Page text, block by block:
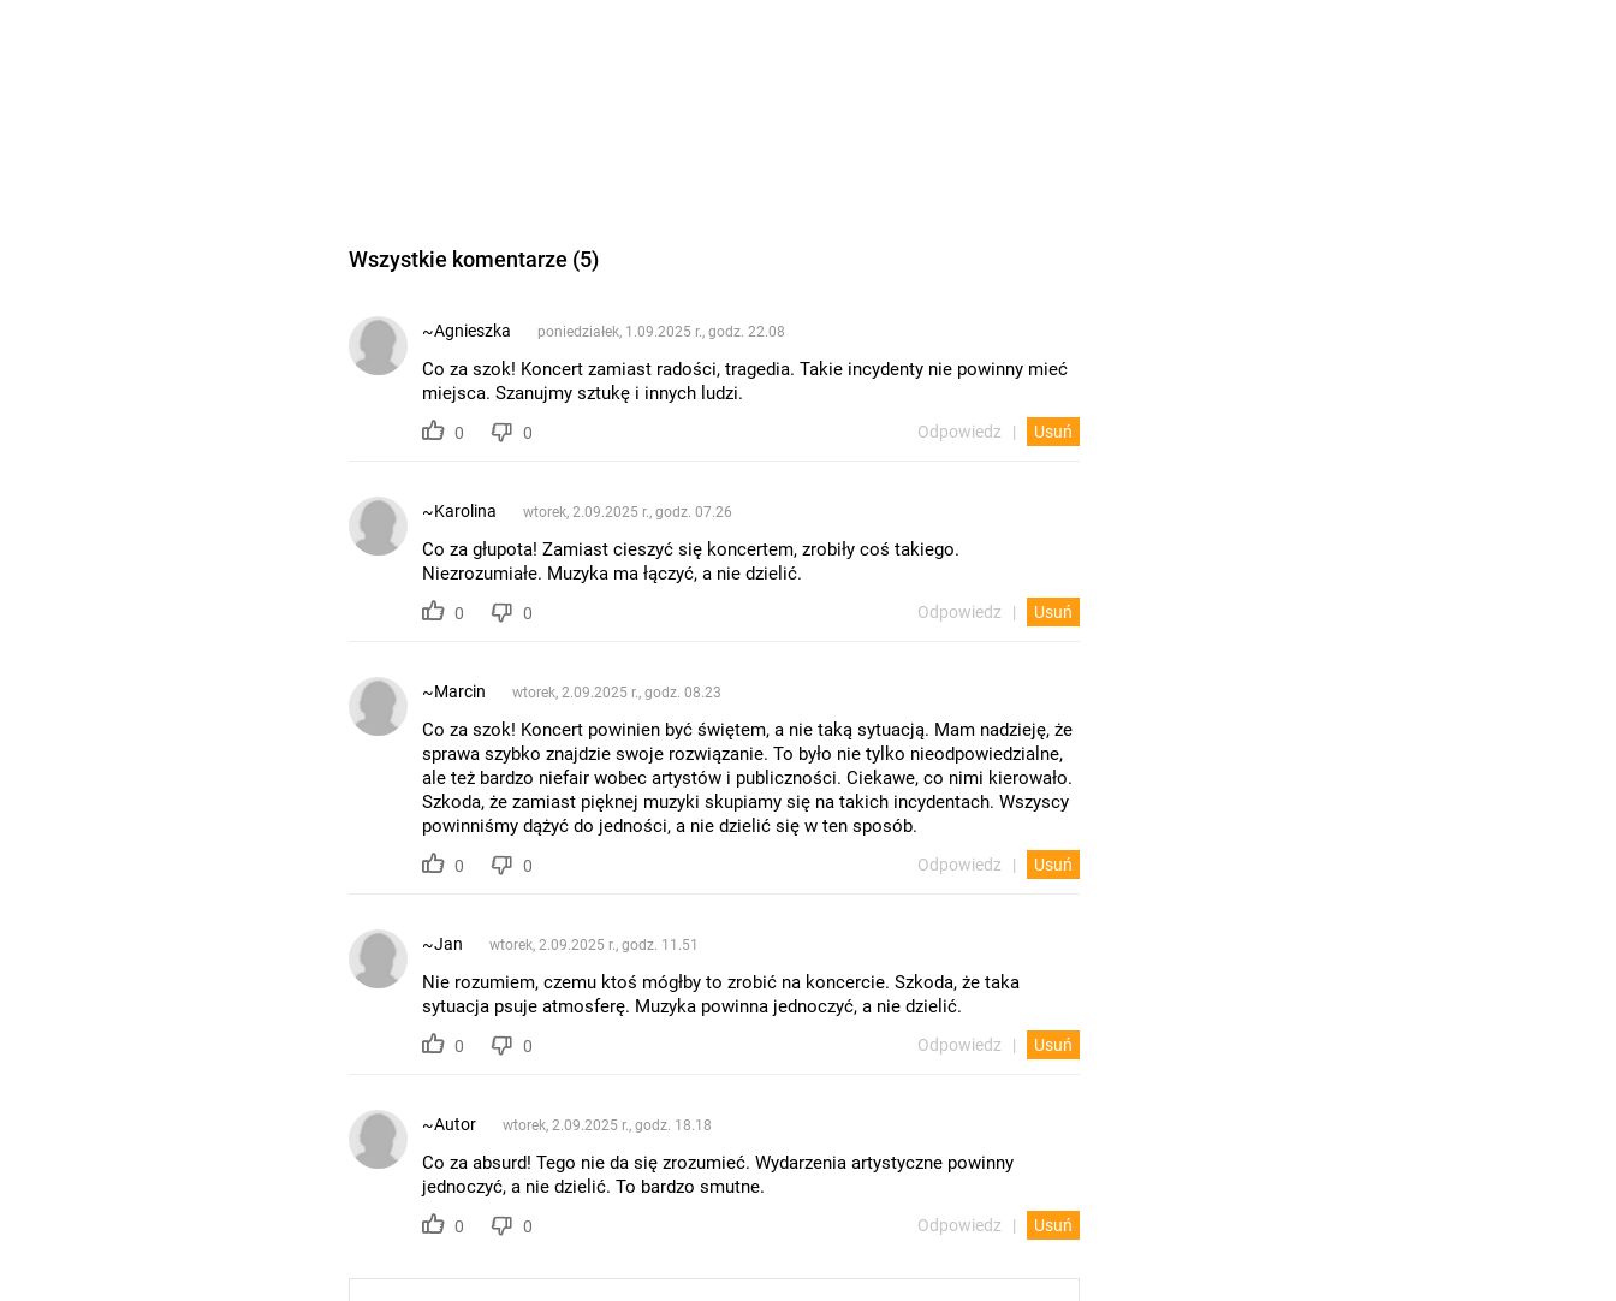
Wszystkie komentarze (5)
~Agnieszka poniedziałek, 1.09.2025 r., godz. 22.08
Co za szok! Koncert zamiast radości, tragedia. Takie incydenty nie powinny mieć
miejsca. Szanujmy sztukę i innych ludzi.
0 0 Odpowiedz Usuń
~Karolina wtorek, 2.09.2025 r., godz. 07.26
Co za głupota! Zamiast cieszyć się koncertem, zrobiły coś takiego.
Niezrozumiałe. Muzyka ma łączyć, a nie dzielić.
0 0 Odpowiedz Usuń
~Marcin wtorek, 2.09.2025 r., godz. 08.23
Co za szok! Koncert powinien być świętem, a nie taką sytuacją. Mam nadzieję, że
sprawa szybko znajdzie swoje rozwiązanie. To było nie tylko nieodpowiedzialne,
ale też bardzo niefair wobec artystów i publiczności. Ciekawe, co nimi kierowało.
Szkoda, że zamiast pięknej muzyki skupiamy się na takich incydentach. Wszyscy
powinniśmy dążyć do jedności, a nie dzielić się w ten sposób.
0 0 Odpowiedz Usuń
~Jan wtorek, 2.09.2025 r., godz. 11.51
Nie rozumiem, czemu ktoś mógłby to zrobić na koncercie. Szkoda, że taka
sytuacja psuje atmosferę. Muzyka powinna jednoczyć, a nie dzielić.
0 0 Odpowiedz Usuń
~Autor wtorek, 2.09.2025 r., godz. 18.18
Co za absurd! Tego nie da się zrozumieć. Wydarzenia artystyczne powinny
jednoczyć, a nie dzielić. To bardzo smutne.
0 0 Odpowiedz Usuń